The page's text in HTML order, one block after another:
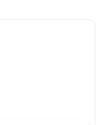
километрах). Это делает